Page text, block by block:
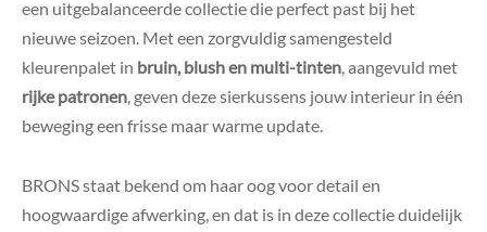
een uitgebalanceerde collectie die perfect past bij het
nieuwe seizoen. Met een zorgvuldig samengesteld
kleurenpalet in bruin, blush en multi-tinten, aangevuld met
rijke patronen, geven deze sierkussens jouw interieur in één
beweging een frisse maar warme update.
BRONS staat bekend om haar oog voor detail en
hoogwaardige afwerking, en dat is in deze collectie duidelijk